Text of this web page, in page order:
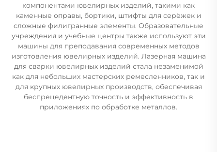
компонентами ювелирных изделий, такими как
каменные оправы, бортики, штифты для серёжек и
сложные филигранные элементы. Образовательные
учреждения и учебные центры также используют эти
машины для преподавания современных методов
изготовления ювелирных изделий. Лазерная машина
для сварки ювелирных изделий стала незаменимой
как для небольших мастерских ремесленников, так и
для крупных ювелирных производств, обеспечивая
беспрецедентную точность и эффективность в
приложениях по обработке металлов.